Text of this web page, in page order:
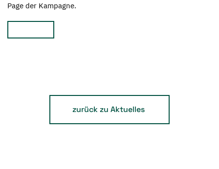
Page der Kampagne.
zurück zu Aktuelles